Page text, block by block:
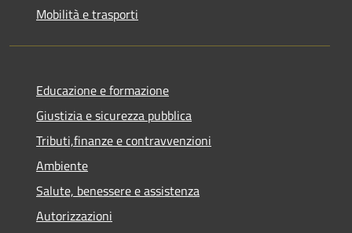
Mobilità e trasporti
Educazione e formazione
Giustizia e sicurezza pubblica
Tributi,finanze e contravvenzioni
Ambiente
Salute, benessere e assistenza
Autorizzazioni